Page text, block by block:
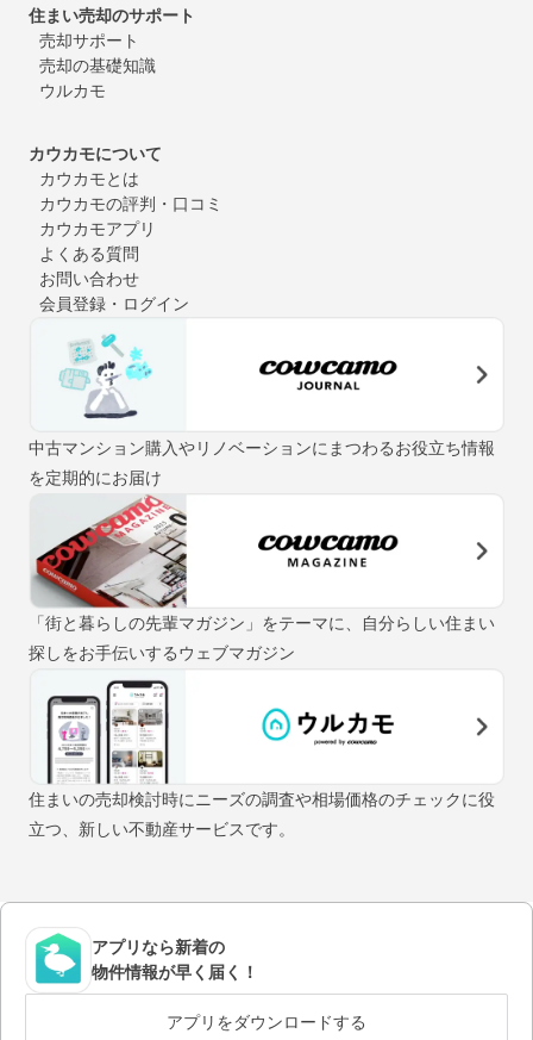
住まい売却のサポート
売却サポート
売却の基礎知識
ウルカモ
カウカモについて
カウカモとは
カウカモの評判・口コミ
カウカモアプリ
よくある質問
お問い合わせ
会員登録・ログイン
中古マンション購入やリノベーションにまつわるお役立ち情報
を定期的にお届け
「街と暮らしの先輩マガジン」をテーマに、自分らしい住まい
探しをお手伝いするウェブマガジン
住まいの売却検討時にニーズの調査や相場価格のチェックに役
立つ、新しい不動産サービスです。
アプリなら新着の
物件情報が早く届く！
アプリをダウンロードする